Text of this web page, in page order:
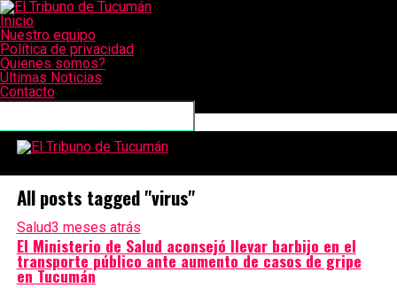
Inicio
Nuestro equipo
Política de privacidad
Quienes somos?
Últimas Noticias
Contacto
CONECTATE CON NOSOTROS
All posts tagged "virus"
Salud3 meses atrás
El Ministerio de Salud aconsejó llevar barbijo en el
transporte público ante aumento de casos de gripe
en Tucumán